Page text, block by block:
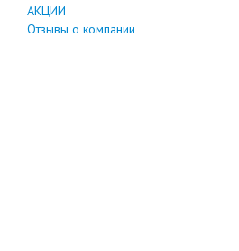
АКЦИИ
Отзывы о компании